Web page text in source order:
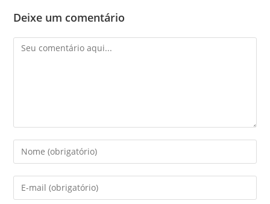
Deixe um comentário
Comentário
Digite
seu
nome
ou
Digite
seu